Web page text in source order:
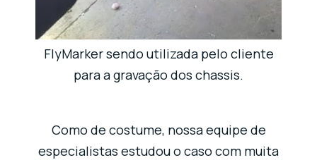
FlyMarker sendo utilizada pelo cliente
para a gravação dos chassis.
Como de costume, nossa equipe de
especialistas estudou o caso com muita